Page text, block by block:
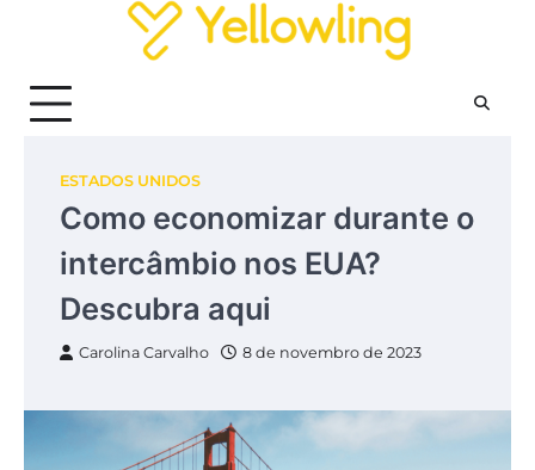
ESTADOS UNIDOS
Como economizar durante o
intercâmbio nos EUA?
Descubra aqui
Carolina Carvalho 8 de novembro de 2023